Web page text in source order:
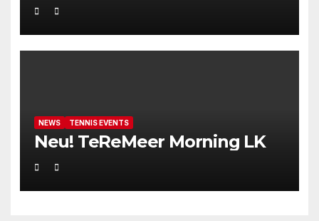
NEWS TENNIS EVENTS
Neu! TeReMeer Morning LK